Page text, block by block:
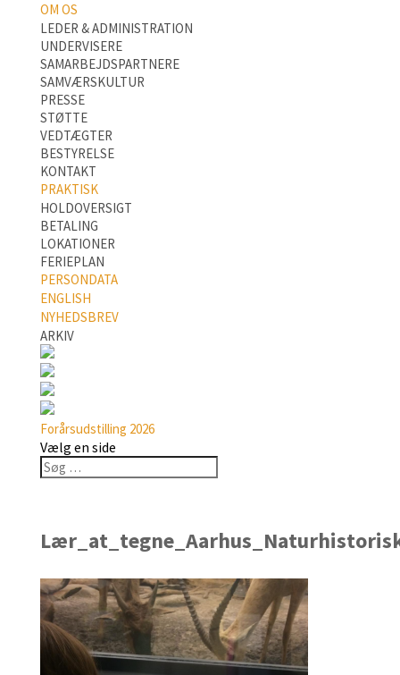
OM OS
LEDER & ADMINISTRATION
UNDERVISERE
SAMARBEJDSPARTNERE
SAMVÆRSKULTUR
PRESSE
STØTTE
VEDTÆGTER
BESTYRELSE
KONTAKT
PRAKTISK
HOLDOVERSIGT
BETALING
LOKATIONER
FERIEPLAN
PERSONDATA
ENGLISH
NYHEDSBREV
ARKIV
Forårsudstilling 2026
Vælg en side